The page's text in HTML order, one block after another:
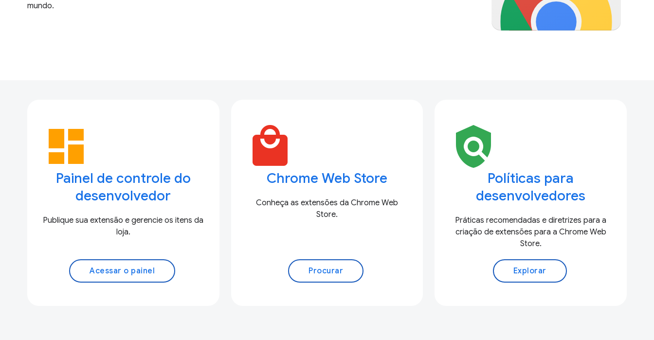
mundo.
dashboard
Painel de controle do
desenvolvedor
Publique sua extensão e gerencie os itens da
loja.
Acessar o painel
local_mall
Chrome Web Store
Conheça as extensões da Chrome Web
Store.
Procurar
policy
Políticas para
desenvolvedores
Práticas recomendadas e diretrizes para a
criação de extensões para a Chrome Web
Store.
Explorar